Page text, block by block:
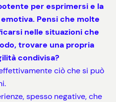
per esprimersi e la
Pensi che molte
nelle situazioni che
trovare una propria
condivisa?
ciò che si può
spesso negative, che